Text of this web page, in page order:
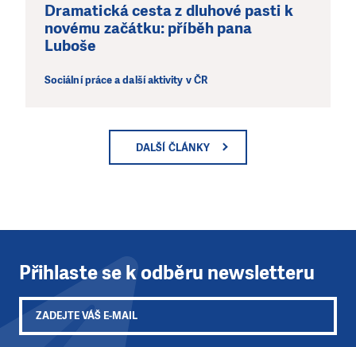
Dramatická cesta z dluhové pasti k
novému začátku: příběh pana
Luboše
Sociální práce a další aktivity v ČR
DALŠÍ ČLÁNKY
Přihlaste se k odběru newsletteru